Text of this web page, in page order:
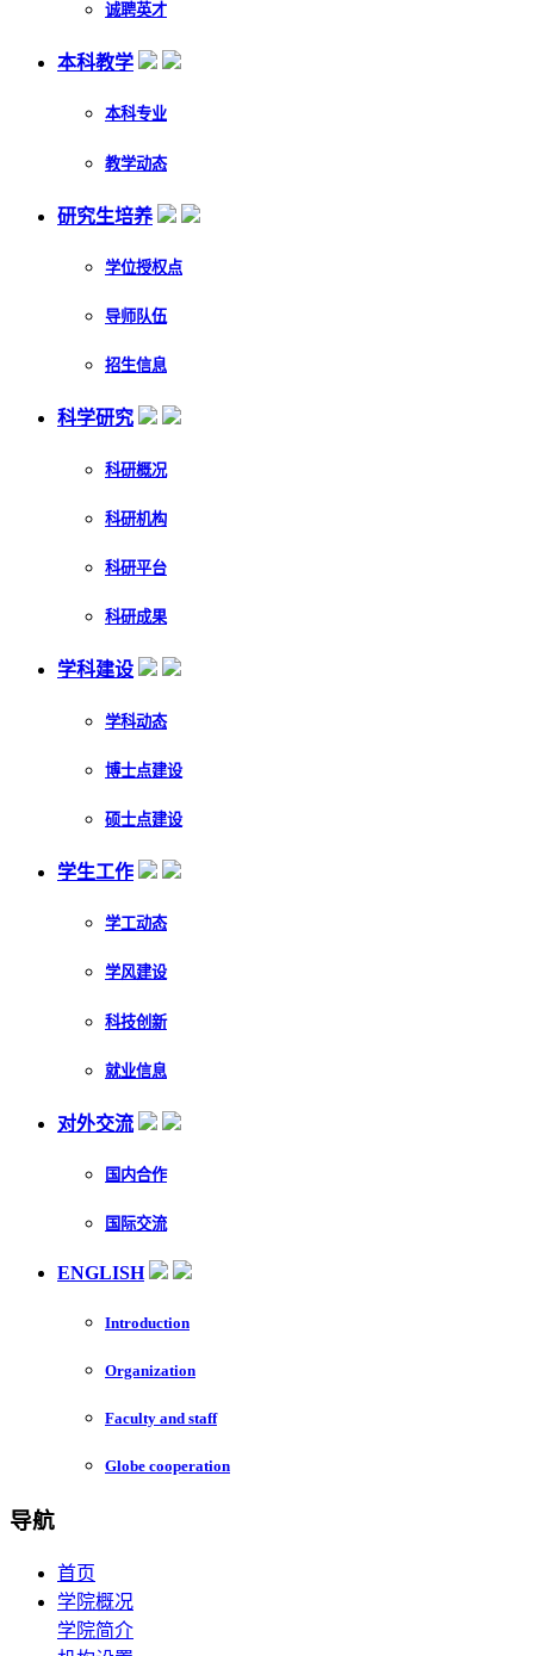
诚聘英才
本科教学
本科专业
教学动态
研究生培养
学位授权点
导师队伍
招生信息
科学研究
科研概况
科研机构
科研平台
科研成果
学科建设
学科动态
博士点建设
硕士点建设
学生工作
学工动态
学风建设
科技创新
就业信息
对外交流
国内合作
国际交流
ENGLISH
Introduction
Organization
Faculty and staff
Globe cooperation
导航
首页
学院概况
学院简介